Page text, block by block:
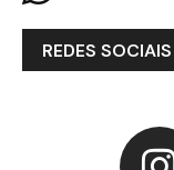
REDES SOCIAIS